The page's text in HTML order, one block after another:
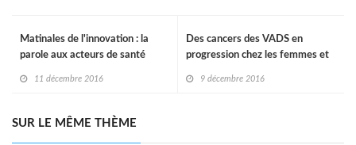
Des cancers des VADS en
progression chez les femmes et
9 décembre 2016
Matinales de l'innovation : la
parole aux acteurs de santé
11 décembre 2016
SUR LE MÊME THÈME